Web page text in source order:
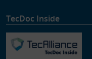
TecDoc Inside